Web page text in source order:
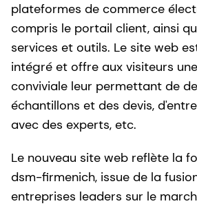
plateformes de commerce
compris le portail client, ainsi
services et outils. Le site web
intégré et offre aux visiteurs
conviviale leur permettant de
échantillons et des devis,
avec des experts, etc.
Le nouveau site web reflète la
dsm-firmenich, issue de la
entreprises leaders sur le